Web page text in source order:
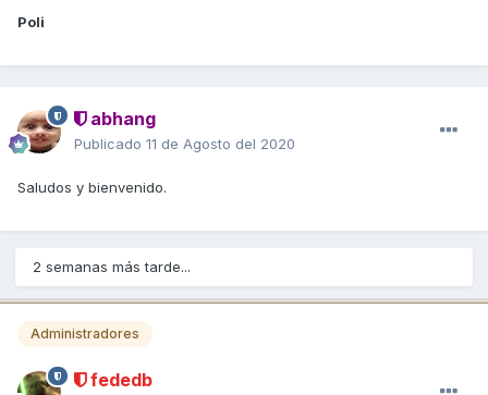
Poli
abhang
Publicado 11 de Agosto del 2020
Saludos y bienvenido.
2 semanas más tarde...
Administradores
fededb